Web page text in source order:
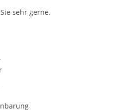
sehr gerne.